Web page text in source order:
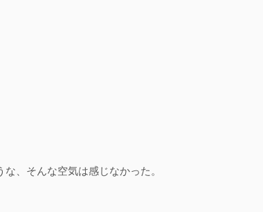
、そんな空気は感じなかった。